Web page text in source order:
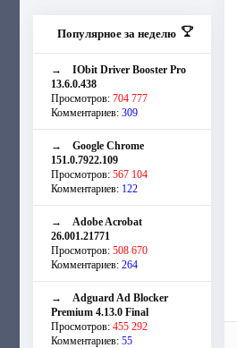
Популярное за неделю
→ IObit Driver Booster Pro
13.6.0.438
Просмотров: 704 777
Комментариев: 309
→ Google Chrome
151.0.7922.109
Просмотров: 567 104
Комментариев: 122
→ Adobe Acrobat
26.001.21771
Просмотров: 508 670
Комментариев: 264
→ Adguard Ad Blocker
Premium 4.13.0 Final
Просмотров: 455 292
Комментариев: 55